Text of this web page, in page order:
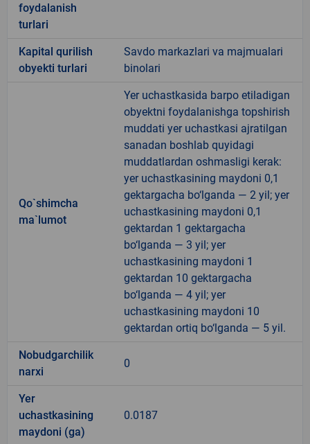
foydalanish
turlari
Kapital qurilish
obyekti turlari
Savdo markazlari va majmualari
binolari
Qo`shimcha
ma`lumot
Yer uchastkasida barpo etiladigan
obyektni foydalanishga topshirish
muddati yer uchastkasi ajratilgan
sanadan boshlab quyidagi
muddatlardan oshmasligi kerak:
yer uchastkasining maydoni 0,1
gektargacha bo‘lganda — 2 yil; yer
uchastkasining maydoni 0,1
gektardan 1 gektargacha
bo‘lganda — 3 yil; yer
uchastkasining maydoni 1
gektardan 10 gektargacha
bo‘lganda — 4 yil; yer
uchastkasining maydoni 10
gektardan ortiq bo‘lganda — 5 yil.
Nobudgarchilik
narxi
0
Yer
uchastkasining
maydoni (ga)
0.0187